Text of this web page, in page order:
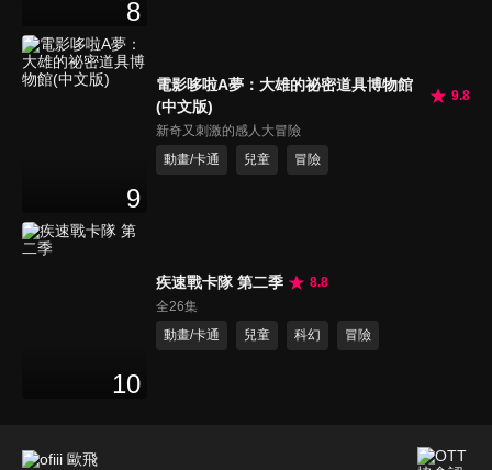
8
9
電影哆啦A夢：大雄的祕密道具博物館
(中文版)
9.8
新奇又刺激的感人大冒險
動畫/卡通
兒童 冒險
10
疾速戰卡隊 第二季
8.8
全26集
動畫/卡通
兒童 科幻 冒險